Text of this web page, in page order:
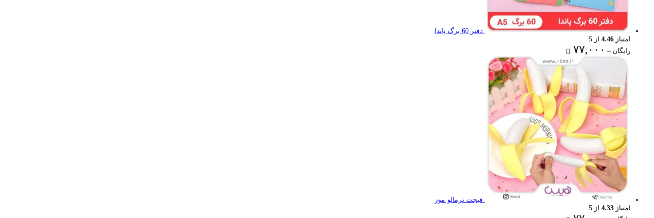
دفتر 60 برگ پاندا
امتیاز 4.46 از 5
رایگان – ۷۷,۰۰۰
رایگان
through
۷۷,۰۰۰ تومان
فیجت نرمالو موز
امتیاز 4.33 از 5